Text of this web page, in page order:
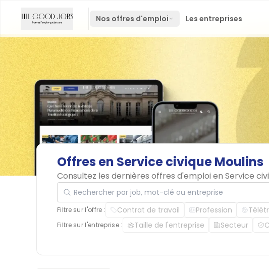
Nos offres d'emploi Les entreprises
Offres en ServiceciviqueMoulins
Consultez les dernières offres d'emploi en Service
Rechercher par job, mot-clé ou entreprise
Filtre sur l'offre : Contrat de travail Profession
Filtre sur l'entreprise : Taille de l'entreprise Secteur